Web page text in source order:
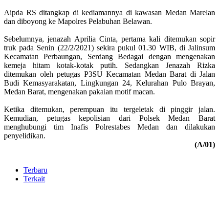
Aipda RS ditangkap di kediamannya di kawasan Medan Marelan
dan diboyong ke Mapolres Pelabuhan Belawan.
Sebelumnya, jenazah Aprilia Cinta, pertama kali ditemukan sopir
truk pada Senin (22/2/2021) sekira pukul 01.30 WIB, di Jalinsum
Kecamatan Perbaungan, Serdang Bedagai dengan mengenakan
kemeja hitam kotak-kotak putih. Sedangkan Jenazah Rizka
ditemukan oleh petugas P3SU Kecamatan Medan Barat di Jalan
Budi Kemasyarakatan, Lingkungan 24, Kelurahan Pulo Brayan,
Medan Barat, mengenakan pakaian motif macan.
Ketika ditemukan, perempuan itu tergeletak di pinggir jalan.
Kemudian, petugas kepolisian dari Polsek Medan Barat
menghubungi tim Inafis Polrestabes Medan dan dilakukan
penyelidikan.
(A/01)
Terbaru
Terkait